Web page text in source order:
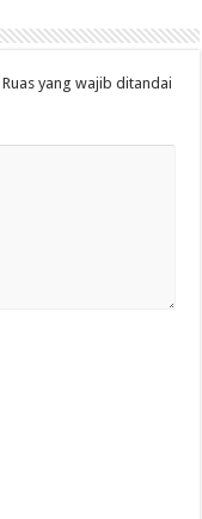
Ruas yang wajib ditandai